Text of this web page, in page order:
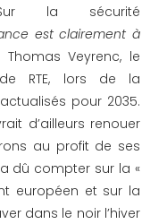
la sécurité
est clairement à
Veyrenc, le
RTE, lors de la
pour 2035.
d’ailleurs renouer
au profit de ses
dû compter sur la «
européen et sur la
dans le noir l’hiver